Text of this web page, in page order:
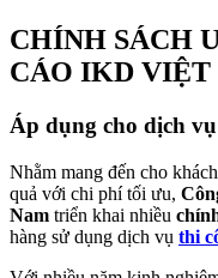
CHÍNH SÁCH
CÁO IKD VIỆT
Áp dụng cho dịch vụ
Nhằm mang đến cho
quả với chi phí tối ưu,
Nam triển khai nhiều
hàng sử dụng dịch vụ thi